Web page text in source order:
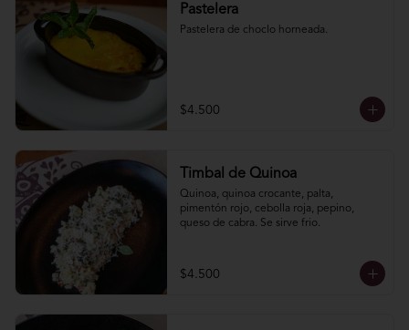
Pastelera
Pastelera de choclo horneada.
$4.500
Timbal de Quinoa
Quinoa, quinoa crocante, palta,
pimentón rojo, cebolla roja, pepino,
queso de cabra. Se sirve frio.
$4.500